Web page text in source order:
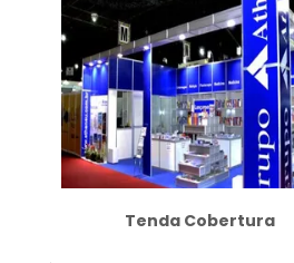
Tenda Cobertura